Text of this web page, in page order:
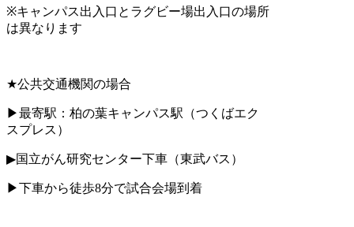
※キャンパス出入口とラグビー場出入口の場所
は異なります
★公共交通機関の場合
▶︎最寄駅：柏の葉キャンパス駅（つくばエク
スプレス）
▶︎国立がん研究センター下車（東武バス）
▶︎下車から徒歩8分で試合会場到着